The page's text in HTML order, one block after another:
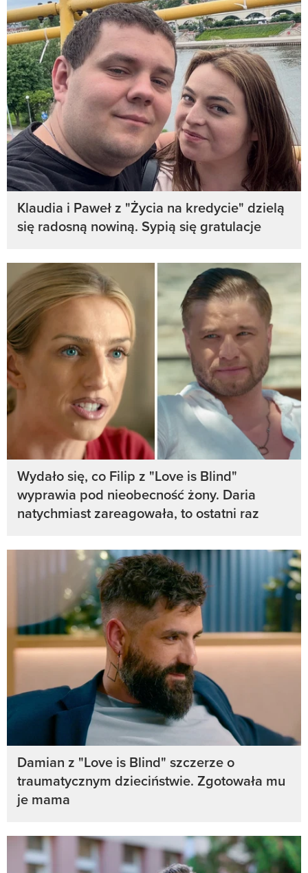
Klaudia i Paweł z "Życia na kredycie" dzielą
się radosną nowiną. Sypią się gratulacje
Wydało się, co Filip z "Love is Blind"
wyprawia pod nieobecność żony. Daria
natychmiast zareagowała, to ostatni raz
Damian z "Love is Blind" szczerze o
traumatycznym dzieciństwie. Zgotowała mu
je mama